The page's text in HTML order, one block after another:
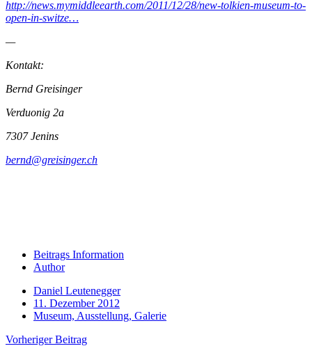
http://news.mymiddleearth.com/2011/12/28/new-tolkien-museum-to-
open-in-switze…
—
Kontakt:
Bernd Greisinger
Verduonig 2a
7307 Jenins
bernd@greisinger.ch
Beitrags Information
Author
Daniel Leutenegger
11. Dezember 2012
Museum, Ausstellung, Galerie
Vorheriger Beitrag